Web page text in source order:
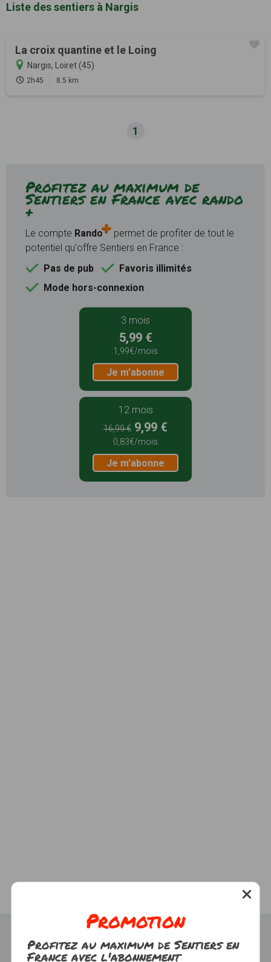
Liste des sentiers à Nargis
La croix quantine et le Loing
Nargis, Loiret (45)
2h45 8.5 km
1
Profitez au maximum de
Sentiers en France avec rando
+
Le compte Rando
permet de profiter de tout le
potentiel qu'offre Sentiers en France :
Pas de pub
Favoris illimités
Mode hors-connexion
3 mois
5,99 €
1,99€/mois
Je m'abonne
12 mois
16,99 € 9,99 €
0,83€/mois
Je m'abonne
Promotion
Profitez au maximum de Sentiers en
France avec l'abonnement